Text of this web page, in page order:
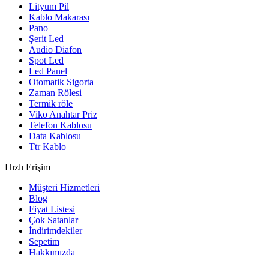
Lityum Pil
Kablo Makarası
Pano
Şerit Led
Audio Diafon
Spot Led
Led Panel
Otomatik Sigorta
Zaman Rölesi
Termik röle
Viko Anahtar Priz
Telefon Kablosu
Data Kablosu
Ttr Kablo
Hızlı Erişim
Müşteri Hizmetleri
Blog
Fiyat Listesi
Çok Satanlar
İndirimdekiler
Sepetim
Hakkımızda